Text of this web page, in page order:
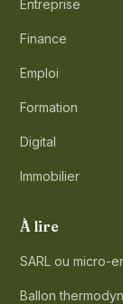
Entreprise
Finance
Emploi
Formation
Digital
Immobilier
À lire
SARL ou micro-
Ballon